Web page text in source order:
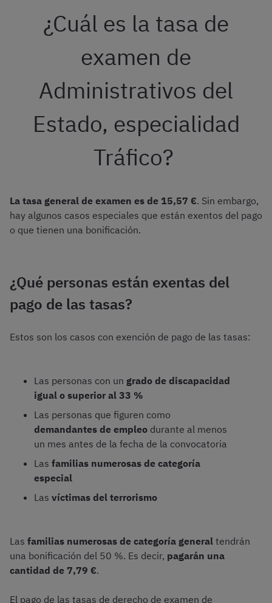
¿Cuál es la tasa de
examen de
Administrativos del
Estado, especialidad
Tráfico?
La tasa general de examen es de 15,57 €. Sin embargo,
hay algunos casos especiales que están exentos del pago
o que tienen una bonificación.
¿Qué personas están exentas del
pago de las tasas?
Estos son los casos con exención de pago de las tasas:
Las personas con un grado de discapacidad
igual o superior al 33 %
Las personas que figuren como
demandantes de empleo durante al menos
un mes antes de la fecha de la convocatoria
Las familias numerosas de categoría
especial
Las víctimas del terrorismo
Las familias numerosas de categoría general tendrán
una bonificación del 50 %. Es decir, pagarán una
cantidad de 7,79 €.
El pago de las tasas de derecho de examen de